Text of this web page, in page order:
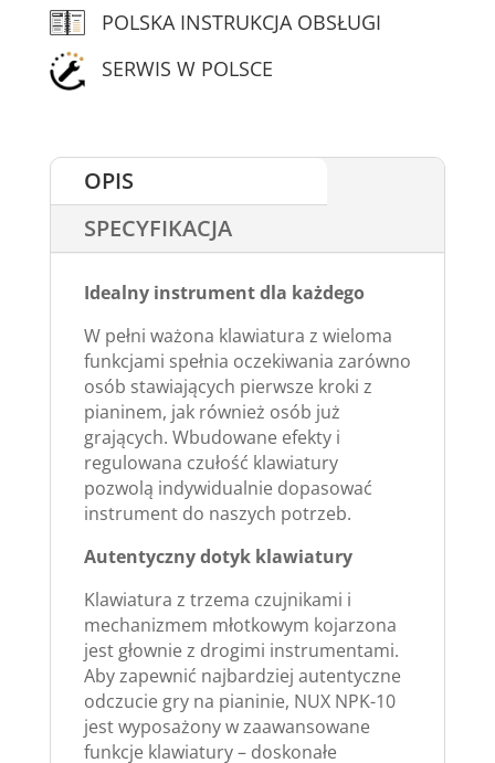
POLSKA INSTRUKCJA OBSŁUGI
SERWIS W POLSCE
OPIS
SPECYFIKACJA
Idealny instrument dla każdego
W pełni ważona klawiatura z wieloma
funkcjami spełnia oczekiwania zarówno
osób stawiających pierwsze kroki z
pianinem, jak również osób już
grających. Wbudowane efekty i
regulowana czułość klawiatury
pozwolą indywidualnie dopasować
instrument do naszych potrzeb.
Autentyczny dotyk klawiatury
Klawiatura z trzema czujnikami i
mechanizmem młotkowym kojarzona
jest głownie z drogimi instrumentami.
Aby zapewnić najbardziej autentyczne
odczucie gry na pianinie, NUX NPK-10
jest wyposażony w zaawansowane
funkcje klawiatury – doskonałe